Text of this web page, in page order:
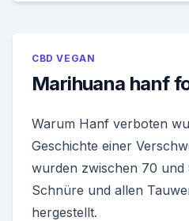
CBD VEGAN
Marihuana hanf
Warum Hanf verboten
Geschichte einer
wurden zwischen 70
Schnüre und allen
hergestellt.